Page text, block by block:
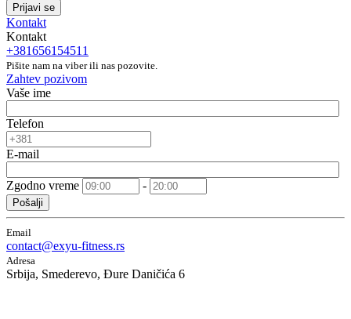
Prijavi se
Kontakt
Kontakt
+381656154511
Pišite nam na viber ili nas pozovite.
Zahtev pozivom
Vaše ime
Telefon
E-mail
Zgodno vreme -
Pošalji
Email
contact@exyu-fitness.rs
Adresa
Srbija, Smederevo, Đure Daničića 6